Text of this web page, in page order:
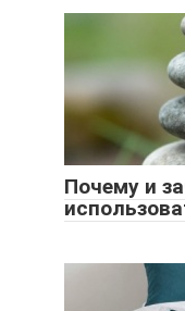
Почему и